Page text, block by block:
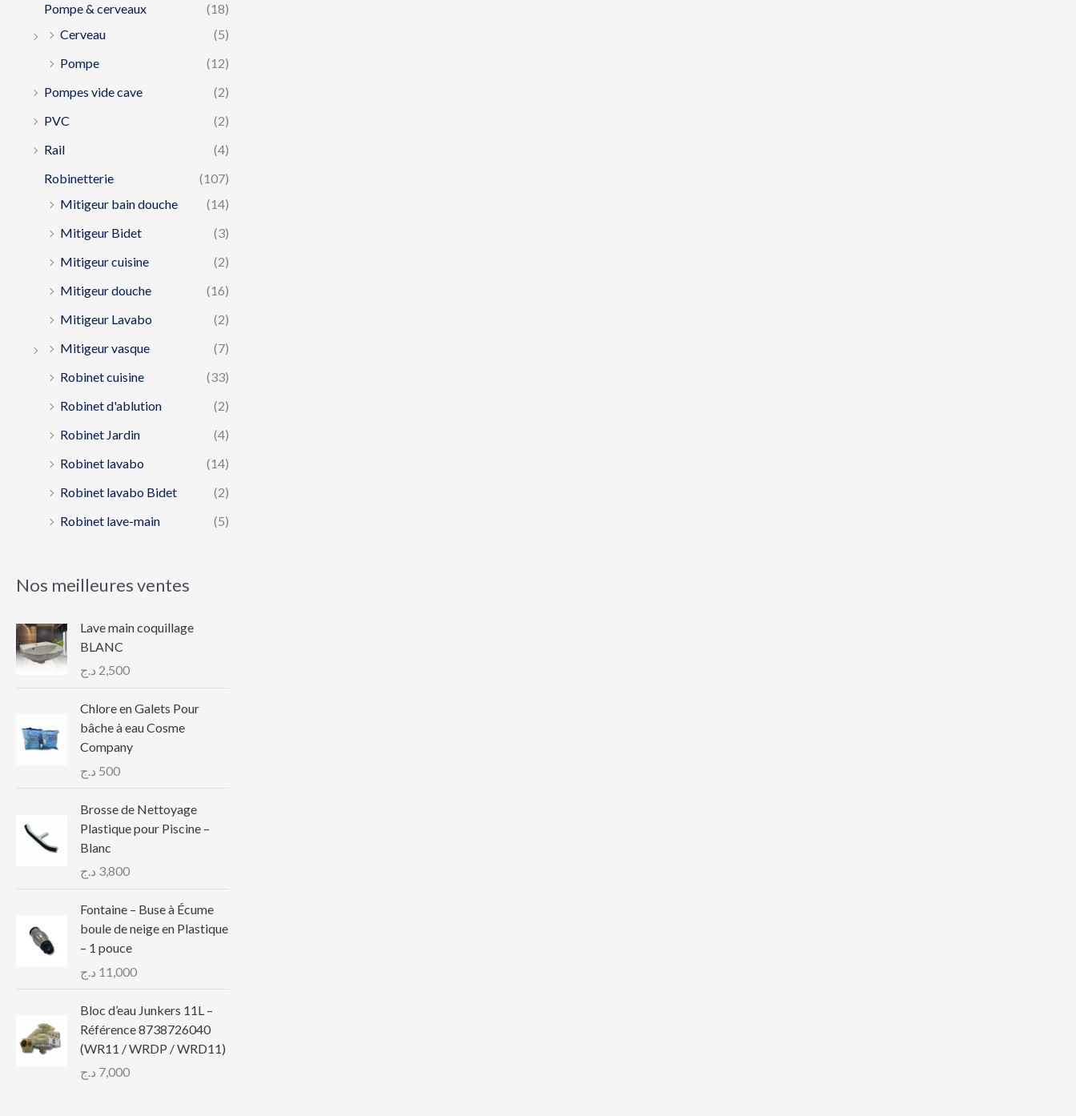
Pompe & cerveaux
(18)
Cerveau
(5)
Pompe
(12)
Pompes vide cave
(2)
PVC
(2)
Rail
(4)
Robinetterie
(107)
Mitigeur bain douche
(14)
Mitigeur Bidet
(3)
Mitigeur cuisine
(2)
Mitigeur douche
(16)
Mitigeur Lavabo
(2)
Mitigeur vasque
(7)
Robinet cuisine
(33)
Robinet d'ablution
(2)
Robinet Jardin
(4)
Robinet lavabo
(14)
Robinet lavabo Bidet
(2)
Robinet lave-main
(5)
Nos meilleures ventes
Lave main coquillage
BLANC
2,500 د.ج
Chlore en Galets Pour
bâche à eau Cosme
Company
500 د.ج
Brosse de Nettoyage
Plastique pour Piscine –
Blanc
3,800 د.ج
Fontaine – Buse à Écume
boule de neige en Plastique
– 1 pouce
11,000 د.ج
Bloc d’eau Junkers 11L –
Référence 8738726040
(WR11 / WRDP / WRD11)
7,000 د.ج